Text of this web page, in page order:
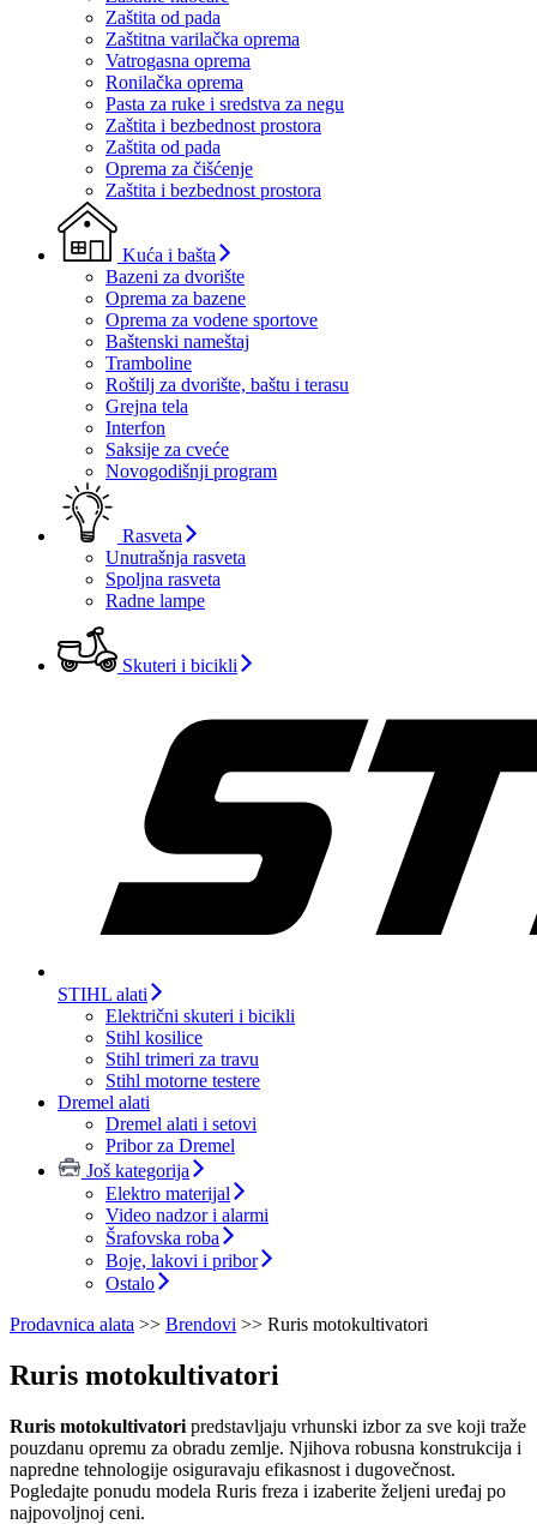
Zaštita od pada
Zaštitna varilačka oprema
Vatrogasna oprema
Ronilačka oprema
Pasta za ruke i sredstva za negu
Zaštita i bezbednost prostora
Zaštita od pada
Oprema za čišćenje
Zaštita i bezbednost prostora
Kuća i bašta
Bazeni za dvorište
Oprema za bazene
Oprema za vodene sportove
Baštenski nameštaj
Tramboline
Roštilj za dvorište, baštu i terasu
Grejna tela
Interfon
Saksije za cveće
Novogodišnji program
Rasveta
Unutrašnja rasveta
Spoljna rasveta
Radne lampe
Skuteri i bicikli
STIHL alati
Električni skuteri i bicikli
Stihl kosilice
Stihl trimeri za travu
Stihl motorne testere
Dremel alati
Dremel alati i setovi
Pribor za Dremel
Još kategorija
Elektro materijal
Video nadzor i alarmi
Šrafovska roba
Boje, lakovi i pribor
Ostalo
Prodavnica alata >> Brendovi >> Ruris motokultivatori
Ruris motokultivatori
Ruris motokultivatori predstavljaju vrhunski izbor za sve koji traže
pouzdanu opremu za obradu zemlje. Njihova robusna konstrukcija i
napredne tehnologije osiguravaju efikasnost i dugovečnost.
Pogledajte ponudu modela Ruris freza i izaberite željeni uređaj po
najpovoljnoj ceni.